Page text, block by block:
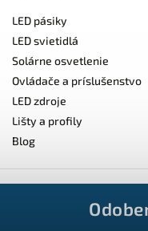
LED pásiky
LED svietidlá
Solárne osvetlenie
Ovládače a príslušenstvo
LED zdroje
Lišty a profily
Blog